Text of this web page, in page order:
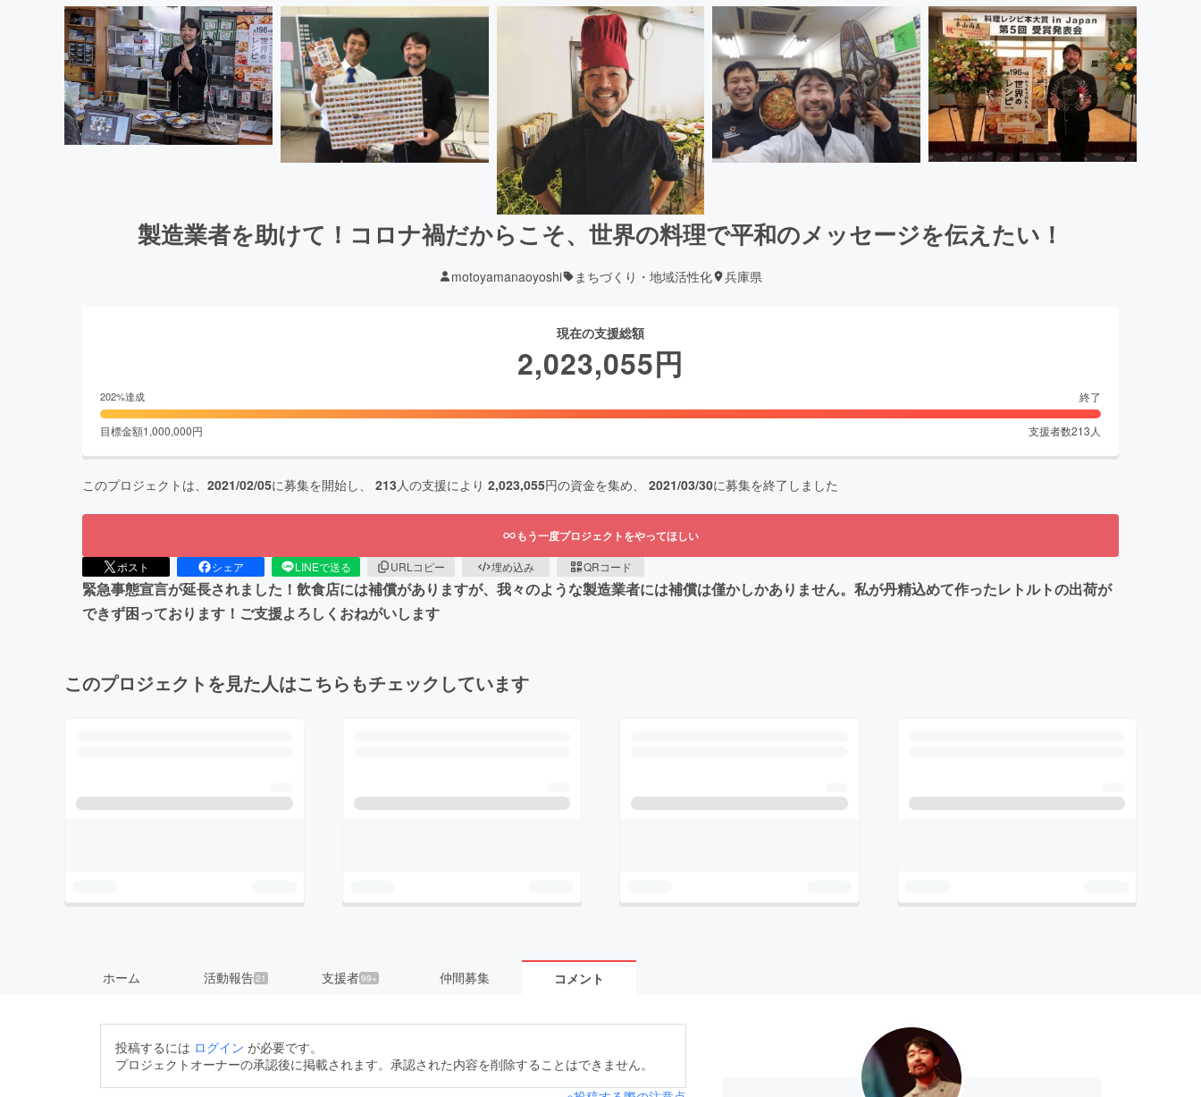
製造業者を助けて！コロナ禍だからこそ、世界の料理で平和のメッセージを伝えたい！
motoyamanaoyoshi まちづくり・地域活性化 兵庫県
現在の支援総額
2,023,055円
202%達成 終了
目標金額1,000,000円 支援者数213 人
このプロジェクトは、 2021/02/05に募集を開始し、 213 人の支援により 2,023,055円の資金を集め、 2021/03/30に募集を終了しました
もう一度プロジェクトをやってほしい
ポスト シェア LINEで送る URLコピー 埋め込み QRコード
緊急事態宣言が延長されました！飲食店には補償がありますが、我々のような製造業者には補償は僅かしかありません。私が丹精込めて作ったレトルトの出荷が
できず困っております！ご支援よろしくおねがいします
このプロジェクトを見た人はこちらもチェックしています
ホーム 活動報告21 支援者99+ 仲間募集 コメント
投稿するには ログイン が必要です。
プロジェクトオーナーの承認後に掲載されます。承認された内容を削除することはできません。